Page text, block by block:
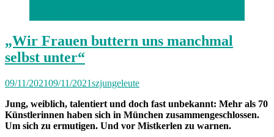
„Wir Frauen buttern uns manchmal
selbst unter“
09/11/202109/11/2021szjungeleute
Jung, weiblich, talentiert und doch fast unbekannt: Mehr als 70
Künstlerinnen haben sich in München zusammengeschlossen.
Um sich zu ermutigen. Und vor Mistkerlen zu warnen.